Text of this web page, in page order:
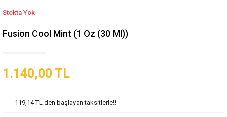
Stokta Yok
Fusion Cool Mint (1 Oz (30 Ml))
1.140,00 TL
119,14 TL den başlayan taksitlerle!!